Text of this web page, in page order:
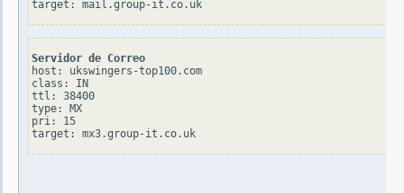
Servidor de Correo
host: ukswingers-top100.com
class: IN
ttl: 38400
type: MX
pri: 15